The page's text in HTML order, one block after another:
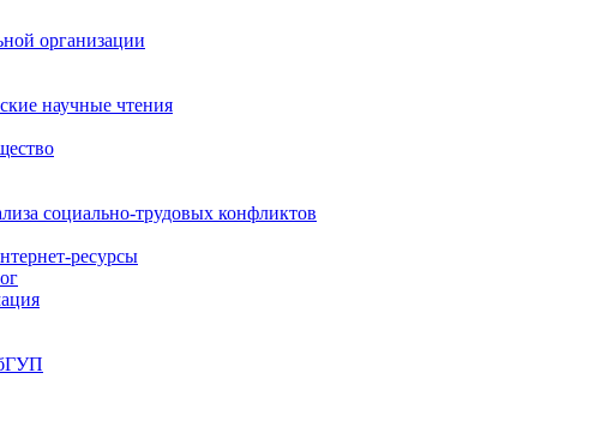
организации
научные чтения
социально-трудовых конфликтов
ресурсы